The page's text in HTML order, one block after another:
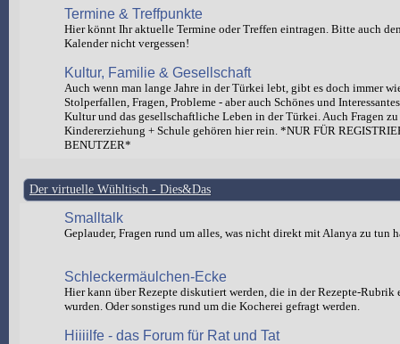
Termine & Treffpunkte
Hier könnt Ihr aktuelle Termine oder Treffen eintragen. Bitte auch
Kalender nicht vergessen!
Kultur, Familie & Gesellschaft
Auch wenn man lange Jahre in der Türkei lebt, gibt es doch immer
Stolperfallen, Fragen, Probleme - aber auch Schönes und
Kultur und das gesellschaftliche Leben in der Türkei. Auch Fragen
Kindererziehung + Schule gehören hier rein. *NUR FÜR
BENUTZER*
Der virtuelle Wühltisch - Dies&Das
Smalltalk
Geplauder, Fragen rund um alles, was nicht direkt mit Alanya zu tun
Schleckermäulchen-Ecke
Hier kann über Rezepte diskutiert werden, die in der Rezepte-Rubrik
wurden. Oder sonstiges rund um die Kocherei gefragt werden.
Hiiiilfe - das Forum für Rat und Tat